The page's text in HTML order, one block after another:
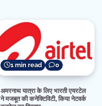
1 min read 0
अमरनाथ यात्रा के लिए भारती एयरटेल
ने मजबूत की कनेक्टिविटी, किया नेटवर्क